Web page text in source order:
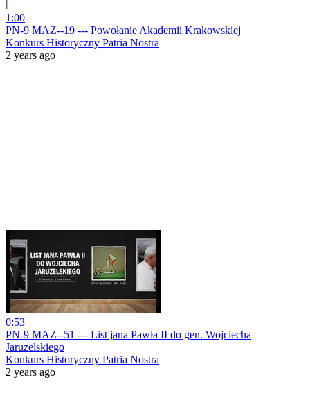
1:00
PN-9 MAZ--19 --- Powołanie Akademii Krakowskiej
Konkurs Historyczny Patria Nostra
2 years ago
0:53
PN-9 MAZ--51 --- List jana Pawła II do gen. Wojciecha
Jaruzelskiego
Konkurs Historyczny Patria Nostra
2 years ago